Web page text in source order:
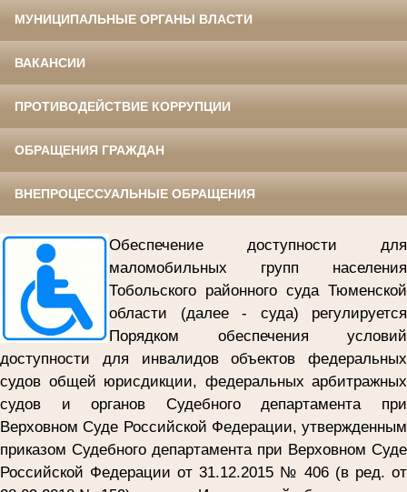
МУНИЦИПАЛЬНЫЕ ОРГАНЫ ВЛАСТИ
ВАКАНСИИ
ПРОТИВОДЕЙСТВИЕ КОРРУПЦИИ
ОБРАЩЕНИЯ ГРАЖДАН
ВНЕПРОЦЕССУАЛЬНЫЕ ОБРАЩЕНИЯ
Обеспечение доступности для
маломобильных групп населения
Тобольского районного суда Тюменской
области (далее - суда) регулируется
Порядком обеспечения условий
доступности для инвалидов объектов федеральных
судов общей юрисдикции, федеральных арбитражных
судов и органов Судебного департамента при
Верховном Суде Российской Федерации, утвержденным
приказом Судебного департамента при Верховном Суде
Российской Федерации от 31.12.2015 № 406 (в ред. от